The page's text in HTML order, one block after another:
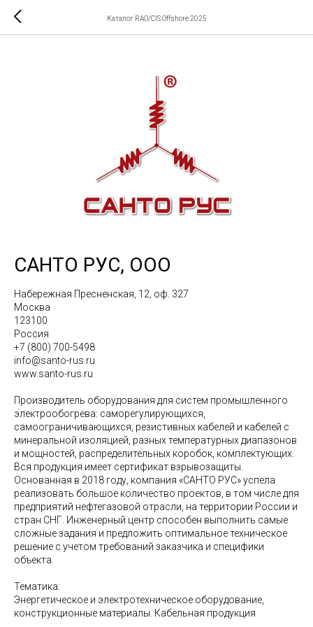
Каталог RAO/CIS Offshore 2025
САНТО РУС, ООО
Набережная Пресненская, 12, оф. 327
Москва
123100
Россия
+7 (800) 700-5498
info@santo-rus.ru
www.santo-rus.ru
Производитель оборудования для систем промышленного
электрообогрева: саморегулирующихся,
самоограничивающихся, резистивных кабелей и кабелей с
минеральной изоляцией, разных температурных диапазонов
и мощностей, распределительных коробок, комплектующих.
Вся продукция имеет сертификат взрывозащиты.
Основанная в 2018 году, компания «САНТО РУС» успела
реализовать большое количество проектов, в том числе для
предприятий нефтегазовой отрасли, на территории России и
стран СНГ. Инженерный центр способен выполнить самые
сложные задания и предложить оптимальное техническое
решение с учетом требований заказчика и специфики
объекта.
Тематика:
Энергетическое и электротехническое оборудование,
конструкционные материалы. Кабельная продукция